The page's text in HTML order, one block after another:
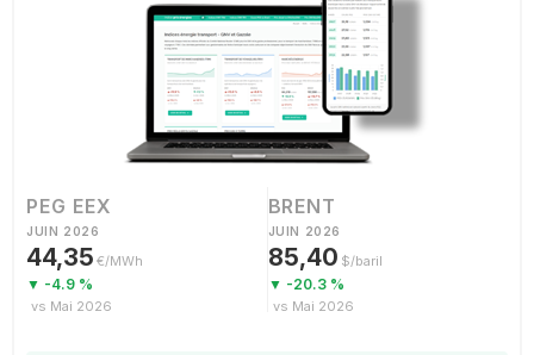
PEG EEX
JUIN 2026
44,35 €/MWh
▼ -4.9 %
vs Mai 2026
BRENT
JUIN 2026
85,40 $/baril
▼ -20.3 %
vs Mai 2026